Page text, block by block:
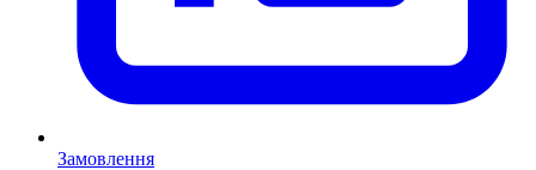
Замовлення